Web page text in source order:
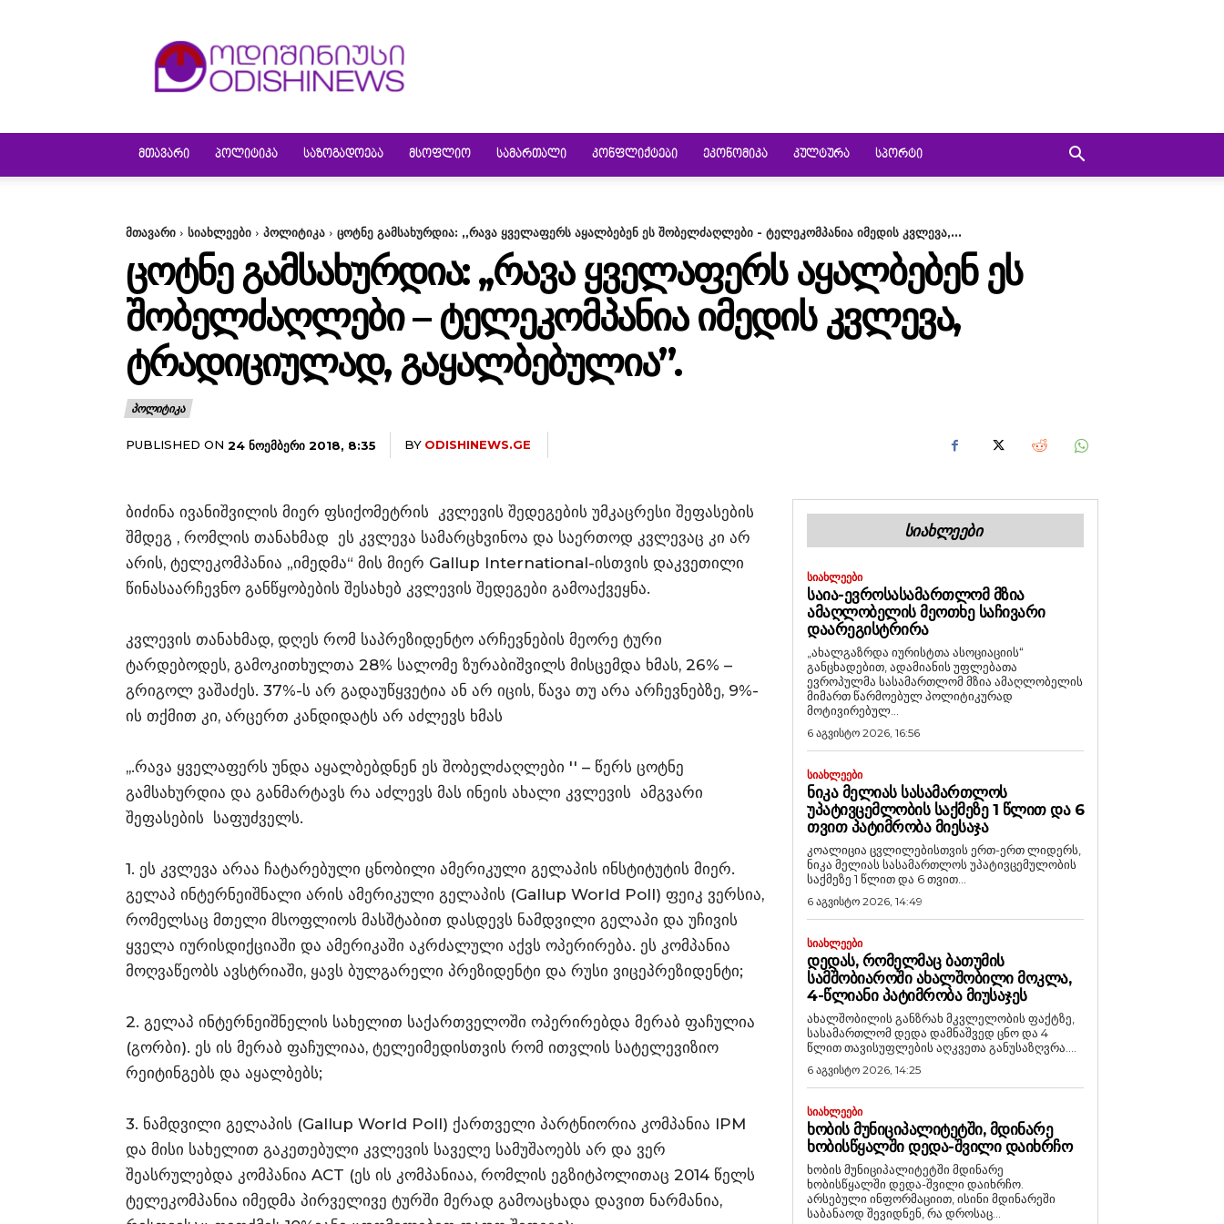
ᲛᲗᲐᲕᲐᲠᲘ ᲞᲝᲚᲘᲢᲘᲙᲐ ᲡᲐᲖᲝᲒᲐᲓᲝᲔᲑᲐ ᲛᲡᲝᲤᲚᲘᲝ ᲡᲐᲛᲐᲠᲗᲐᲚᲘ ᲙᲝᲜᲤᲚᲘᲥᲢᲔᲑᲘ ᲔᲙᲝᲜᲝᲛᲘᲙᲐ ᲙᲣᲚᲢᲣᲠᲐ ᲡᲞᲝᲠᲢᲘ
მთავარი სიახლეები პოლიტიკა ცოტნე გამსახურდია: ,,რავა ყველაფერს აყალბებენ ეს შობელძაღლები - ტელეკომპანია იმედის კვლევა,...
ᲪᲝᲢᲜᲔ ᲒᲐᲛᲡᲐᲮᲣᲠᲓᲘᲐ: ,,ᲠᲐᲕᲐ ᲧᲕᲔᲚᲐᲤᲔᲠᲡ ᲐᲧᲐᲚᲑᲔᲑᲔᲜ ᲔᲡ
ᲨᲝᲑᲔᲚᲫᲐᲦᲚᲔᲑᲘ – ᲢᲔᲚᲔᲙᲝᲛᲞᲐᲜᲘᲐ ᲘᲛᲔᲓᲘᲡ ᲙᲕᲚᲔᲕᲐ,
ᲢᲠᲐᲓᲘᲪᲘᲣᲚᲐᲓ, ᲒᲐᲧᲐᲚᲑᲔᲑᲣᲚᲘᲐ”.
ᲞᲝᲚᲘᲢᲘᲙᲐ
PUBLISHED ON 24 ᲜᲝᲔᲛᲑᲔᲠᲘ 2018, 8:35 BY ODISHINEWS.GE
ბიძინა ივანიშვილის მიერ ფსიქომეტრის კვლევის შედეგების უმკაცრესი შეფასების
შმდეგ , რომლის თანახმად ეს კვლევა სამარცხვინოა და საერთოდ კვლევაც კი არ
არის, ტელეკომპანია „იმედმა“ მის მიერ Gallup International-ისთვის დაკვეთილი
წინასაარჩევნო განწყობების შესახებ კვლევის შედეგები გამოაქვეყნა.
კვლევის თანახმად, დღეს რომ საპრეზიდენტო არჩევნების მეორე ტური
ტარდებოდეს, გამოკითხულთა 28% სალომე ზურაბიშვილს მისცემდა ხმას, 26% –
გრიგოლ ვაშაძეს. 37%-ს არ გადაუწყვეტია ან არ იცის, წავა თუ არა არჩევნებზე, 9%-
ის თქმით კი, არცერთ კანდიდატს არ აძლევს ხმას
,,.რავა ყველაფერს უნდა აყალბებდნენ ეს შობელძაღლები '' – წერს ცოტნე
გამსახურდია და განმარტავს რა აძლევს მას ინეის ახალი კვლევის ამგვარი
შეფასების საფუძველს.
1. ეს კვლევა არაა ჩატარებული ცნობილი ამერიკული გელაპის ინსტიტუტის მიერ.
გელაპ ინტერნეიშნალი არის ამერიკული გელაპის (Gallup World Poll) ფეიკ ვერსია,
რომელსაც მთელი მსოფლიოს მასშტაბით დასდევს ნამდვილი გელაპი და უჩივის
ყველა იურისდიქციაში და ამერიკაში აკრძალული აქვს ოპერირება. ეს კომპანია
მოღვაწეობს ავსტრიაში, ყავს ბულგარელი პრეზიდენტი და რუსი ვიცეპრეზიდენტი;
2. გელაპ ინტერნეიშნელის სახელით საქართველოში ოპერირებდა მერაბ ფაჩულია
(გორბი). ეს ის მერაბ ფაჩულიაა, ტელეიმედისთვის რომ ითვლის სატელევიზიო
რეიტინგებს და აყალბებს;
3. ნამდვილი გელაპის (Gallup World Poll) ქართველი პარტნიორია კომპანია IPM
და მისი სახელით გაკეთებული კვლევის საველე სამუშაოებს არ და ვერ
შეასრულებდა კომპანია ACT (ეს ის კომპანიაა, რომლის ეგზიტპოლითაც 2014 წელს
ტელეკომპანია იმედმა პირველივე ტურში მერად გამოაცხადა დავით ნარმანია,
ᲡᲘᲐᲮᲚᲔᲔᲑᲘ
ᲡᲘᲐᲮᲚᲔᲔᲑᲘ
ᲡᲐᲘᲐ-ᲔᲕᲠᲝᲡᲐᲡᲐᲛᲐᲠᲗᲚᲝᲛ ᲛᲖᲘᲐ
ᲐᲛᲐᲦᲚᲝᲑᲔᲚᲘᲡ ᲛᲔᲝᲗᲮᲔ ᲡᲐᲩᲘᲕᲐᲠᲘ
ᲓᲐᲐᲠᲔᲒᲘᲡᲢᲠᲘᲠᲐ
„ახალგაზრდა იურისტთა ასოციაციის“
განცხადებით, ადამიანის უფლებათა
ევროპულმა სასამართლომ მზია ამაღლობელის
მიმართ წარმოებულ პოლიტიკურად
მოტივირებულ...
6 აგვისტო 2026, 16:56
ᲡᲘᲐᲮᲚᲔᲔᲑᲘ
ᲜᲘᲙᲐ ᲛᲔᲚᲘᲐᲡ ᲡᲐᲡᲐᲛᲐᲠᲗᲚᲝᲡ
ᲣᲞᲐᲢᲘᲕᲪᲔᲛᲚᲝᲑᲘᲡ ᲡᲐᲥᲛᲔᲖᲔ 1 ᲬᲚᲘᲗ ᲓᲐ 6
ᲗᲕᲘᲗ ᲞᲐᲢᲘᲛᲠᲝᲑᲐ ᲛᲘᲔᲡᲐᲯᲐ
კოალიცია ცვლილებისთვის ერთ-ერთ ლიდერს,
ნიკა მელიას სასამართლოს უპატივცემულობის
საქმეზე 1 წლით და 6 თვით...
6 აგვისტო 2026, 14:49
ᲡᲘᲐᲮᲚᲔᲔᲑᲘ
ᲓᲔᲓᲐᲡ, ᲠᲝᲛᲔᲚᲛᲐᲪ ᲑᲐᲗᲣᲛᲘᲡ
ᲡᲐᲛᲨᲝᲑᲘᲐᲠᲝᲨᲘ ᲐᲮᲐᲚᲨᲝᲑᲘᲚᲘ ᲛᲝᲙᲚᲐ,
4-ᲬᲚᲘᲐᲜᲘ ᲞᲐᲢᲘᲛᲠᲝᲑᲐ ᲛᲘᲣᲡᲐᲯᲔᲡ
ახალშობილის განზრახ მკვლელობის ფაქტზე,
სასამართლომ დედა დამნაშვედ ცნო და 4
წლით თავისუფლების აღკვეთა განუსაზღვრა....
6 აგვისტო 2026, 14:25
ᲡᲘᲐᲮᲚᲔᲔᲑᲘ
ᲮᲝᲑᲘᲡ ᲛᲣᲜᲘᲪᲘᲞᲐᲚᲘᲢᲔᲢᲨᲘ, ᲛᲓᲘᲜᲐᲠᲔ
ᲮᲝᲑᲘᲡᲬᲧᲐᲚᲨᲘ ᲓᲔᲓᲐ-ᲨᲕᲘᲚᲘ ᲓᲐᲘᲮᲠᲩᲝ
ხობის მუნიციპალიტეტში მდინარე
ხობისწყალში დედა-შვილი დაიხრჩო.
არსებული ინფორმაციით, ისინი მდინარეში
საბანაოდ შევიდნენ, რა დროსაც...